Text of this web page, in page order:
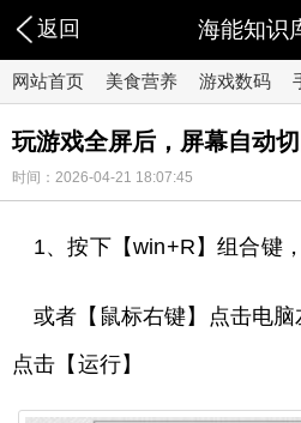
返回 海能知识
网站首页 美食营养 游戏数码
玩游戏全屏后，屏幕自动切
时间：2026-04-21 18:07:45
1、按下【win+R】组合键
或者【鼠标右键】点击电脑
点击【运行】